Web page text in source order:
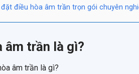
đặt điều hòa âm trần trọn gói chuyên
âm trần là gì?